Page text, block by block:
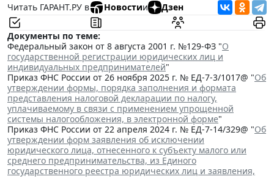
Читать ГАРАНТ.РУ в
Новостии Дзен
Документы по теме:
Федеральный закон от 8 августа 2001 г. №129-ФЗ "О
государственной регистрации юридических лиц и
индивидуальных предпринимателей"
Приказ ФНС России от 26 ноября 2025 г. № ЕД-7-3/1017@ "Об
утверждении формы, порядка заполнения и формата
представления налоговой декларации по налогу,
уплачиваемому в связи с применением упрощенной
системы налогообложения, в электронной форме"
Приказ ФНС России от 22 апреля 2024 г. № ЕД-7-14/329@ "Об
утверждении форм заявления об исключении
юридического лица, отнесенного к субъекту малого или
среднего предпринимательства, из Единого
государственного реестра юридических лиц и заявления,